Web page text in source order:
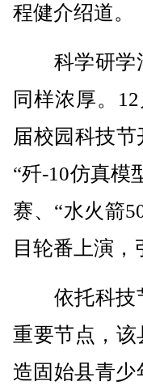
程健介绍道。
科学研学活
同样浓厚。
届校园科技
“歼-10仿真模
赛、“水火箭
目轮番上演，
依托科技节
重要节点，该
造固始县青少